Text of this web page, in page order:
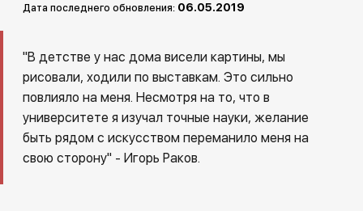
События Контакты
Другие проекты
Rakov
baget
special
Дата последнего обновления: 06.05.2019
"В детстве у нас дома висели картины, мы
рисовали, ходили по выставкам. Это сильно
повлияло на меня. Несмотря на то, что в
университете я изучал точные науки, желание
быть рядом с искусством переманило меня на
свою сторону" - Игорь Раков.